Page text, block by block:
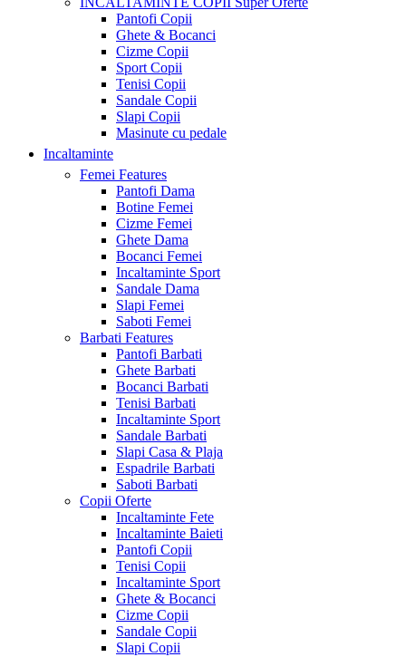
Pantofi Copii
Ghete & Bocanci
Cizme Copii
Sport Copii
Tenisi Copii
Sandale Copii
Slapi Copii
Masinute cu pedale
Incaltaminte
Femei Features
Pantofi Dama
Botine Femei
Cizme Femei
Ghete Dama
Bocanci Femei
Incaltaminte Sport
Sandale Dama
Slapi Femei
Saboti Femei
Barbati Features
Pantofi Barbati
Ghete Barbati
Bocanci Barbati
Tenisi Barbati
Incaltaminte Sport
Sandale Barbati
Slapi Casa & Plaja
Espadrile Barbati
Saboti Barbati
Copii Oferte
Incaltaminte Fete
Incaltaminte Baieti
Pantofi Copii
Tenisi Copii
Incaltaminte Sport
Ghete & Bocanci
Cizme Copii
Sandale Copii
Slapi Copii